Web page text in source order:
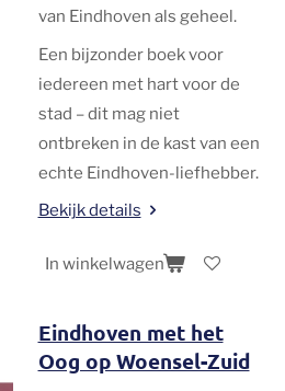
van Eindhoven als geheel.
Een bijzonder boek voor
iedereen met hart voor de
stad – dit mag niet
ontbreken in de kast van een
echte Eindhoven-liefhebber.
Bekijk details
In winkelwagen
Eindhoven met het
Oog op Woensel-Zuid